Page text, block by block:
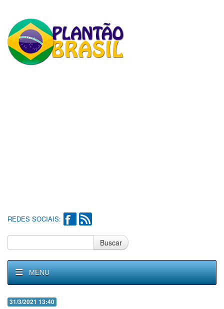
REDES SOCIAIS:
Buscar
MENU
31/3/2021 13:40